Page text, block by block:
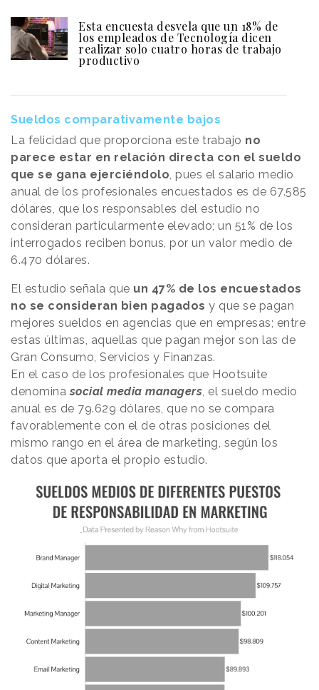
Esta encuesta desvela que un 18% de
los empleados de Tecnología dicen
realizar solo cuatro horas de trabajo
productivo
Sueldos comparativamente bajos
La felicidad que proporciona este trabajo no
parece estar en relación directa con el sueldo
que se gana ejerciéndolo, pues el salario medio
anual de los profesionales encuestados es de 67.585
dólares, que los responsables del estudio no
consideran particularmente elevado; un 51% de los
interrogados reciben bonus, por un valor medio de
6.470 dólares.
El estudio señala que un 47% de los encuestados
no se consideran bien pagados y que se pagan
mejores sueldos en agencias que en empresas; entre
estas últimas, aquellas que pagan mejor son las de
Gran Consumo, Servicios y Finanzas.
En el caso de los profesionales que Hootsuite
denomina social media managers, el sueldo medio
anual es de 79.629 dólares, que no se compara
favorablemente con el de otras posiciones del
mismo rango en el área de marketing, según los
datos que aporta el propio estudio.